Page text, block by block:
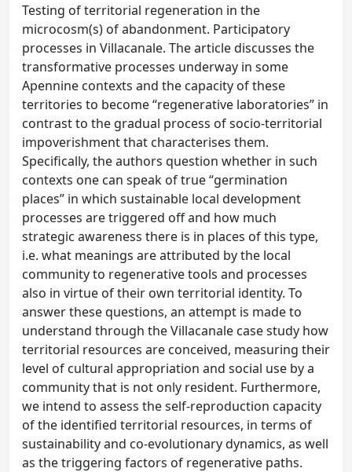
Testing of territorial regeneration in the
microcosm(s) of abandonment. Participatory
processes in Villacanale. The article discusses the
transformative processes underway in some
Apennine contexts and the capacity of these
territories to become “regenerative laboratories” in
contrast to the gradual process of socio-territorial
impoverishment that characterises them.
Specifically, the authors question whether in such
contexts one can speak of true “germination
places” in which sustainable local development
processes are triggered off and how much
strategic awareness there is in places of this type,
i.e. what meanings are attributed by the local
community to regenerative tools and processes
also in virtue of their own territorial identity. To
answer these questions, an attempt is made to
understand through the Villacanale case study how
territorial resources are conceived, measuring their
level of cultural appropriation and social use by a
community that is not only resident. Furthermore,
we intend to assess the self-reproduction capacity
of the identified territorial resources, in terms of
sustainability and co-evolutionary dynamics, as well
as the triggering factors of regenerative paths.